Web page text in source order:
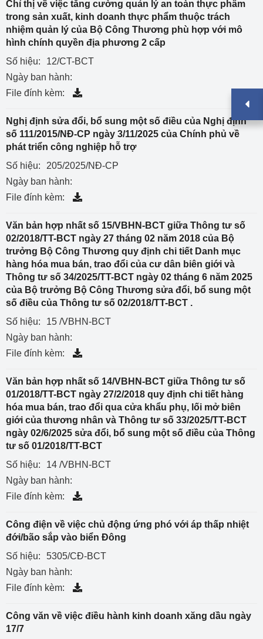
Chỉ thị về việc tăng cường quản lý an toàn thực phẩm
trong sản xuất, kinh doanh thực phẩm thuộc trách
nhiệm quản lý của Bộ Công Thương phù hợp với mô
hình chính quyền địa phương 2 cấp
Số hiệu:
12/CT-BCT
Ngày ban hành:
File đính kèm:
Nghị định sửa đổi, bổ sung một số điều của Nghị định
số 111/2015/NĐ-CP ngày 3/11/2025 của Chính phủ về
phát triển công nghiệp hỗ trợ
Số hiệu:
205/2025/NĐ-CP
Ngày ban hành:
File đính kèm:
Văn bản hợp nhất số 15/VBHN-BCT giữa Thông tư số
02/2018/TT-BCT ngày 27 tháng 02 năm 2018 của Bộ
trưởng Bộ Công Thương quy định chi tiết Danh mục
hàng hóa mua bán, trao đổi của cư dân biên giới và
Thông tư số 34/2025/TT-BCT ngày 02 tháng 6 năm 2025
của Bộ trưởng Bộ Công Thương sửa đổi, bổ sung một
số điều của Thông tư số 02/2018/TT-BCT .
Số hiệu:
15 /VBHN-BCT
Ngày ban hành:
File đính kèm:
Văn bản hợp nhất số 14/VBHN-BCT giữa Thông tư số
01/2018/TT-BCT ngày 27/2/2018 quy định chi tiết hàng
hóa mua bán, trao đổi qua cửa khẩu phụ, lối mở biên
giới của thương nhân và Thông tư số 33/2025/TT-BCT
ngày 02/6/2025 sửa đổi, bổ sung một số điều của Thông
tư số 01/2018/TT-BCT
Số hiệu:
14 /VBHN-BCT
Ngày ban hành:
File đính kèm:
Công điện về việc chủ động ứng phó với áp thấp nhiệt
đới/bão sắp vào biển Đông
Số hiệu:
5305/CĐ-BCT
Ngày ban hành:
File đính kèm:
Công văn về việc điều hành kinh doanh xăng dầu ngày
17/7